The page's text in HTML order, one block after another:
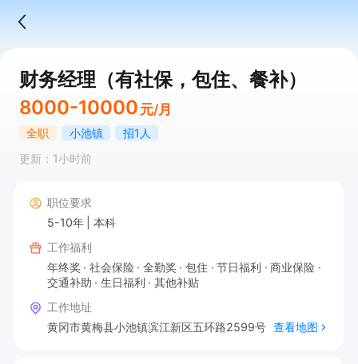
财务经理（有社保，包住、餐补）
8000-10000 元/月
全职 小池镇
招1人
更新：1小时前
职位要求
5-10年
本科
工作福利
年终奖
社会保险 全勤奖 包住 节日福利
商业保险
交通补助
生日福利
其他补贴
工作地址
黄冈市黄梅县小池镇滨江新区五环路2599号 查看地图